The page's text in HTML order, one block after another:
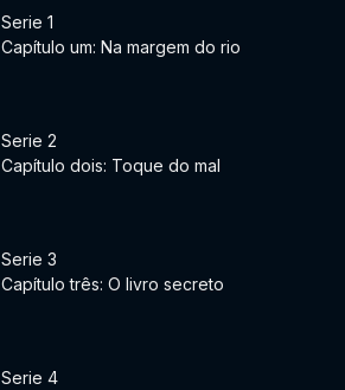
Serie 1
Capítulo um: Na margem do rio
Serie 2
Capítulo dois: Toque do mal
Serie 3
Capítulo três: O livro secreto
Serie 4